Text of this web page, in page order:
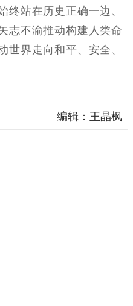
终站在历史正确一边、
志不渝推动构建人类命
世界走向和平、安全、
编辑：王晶枫